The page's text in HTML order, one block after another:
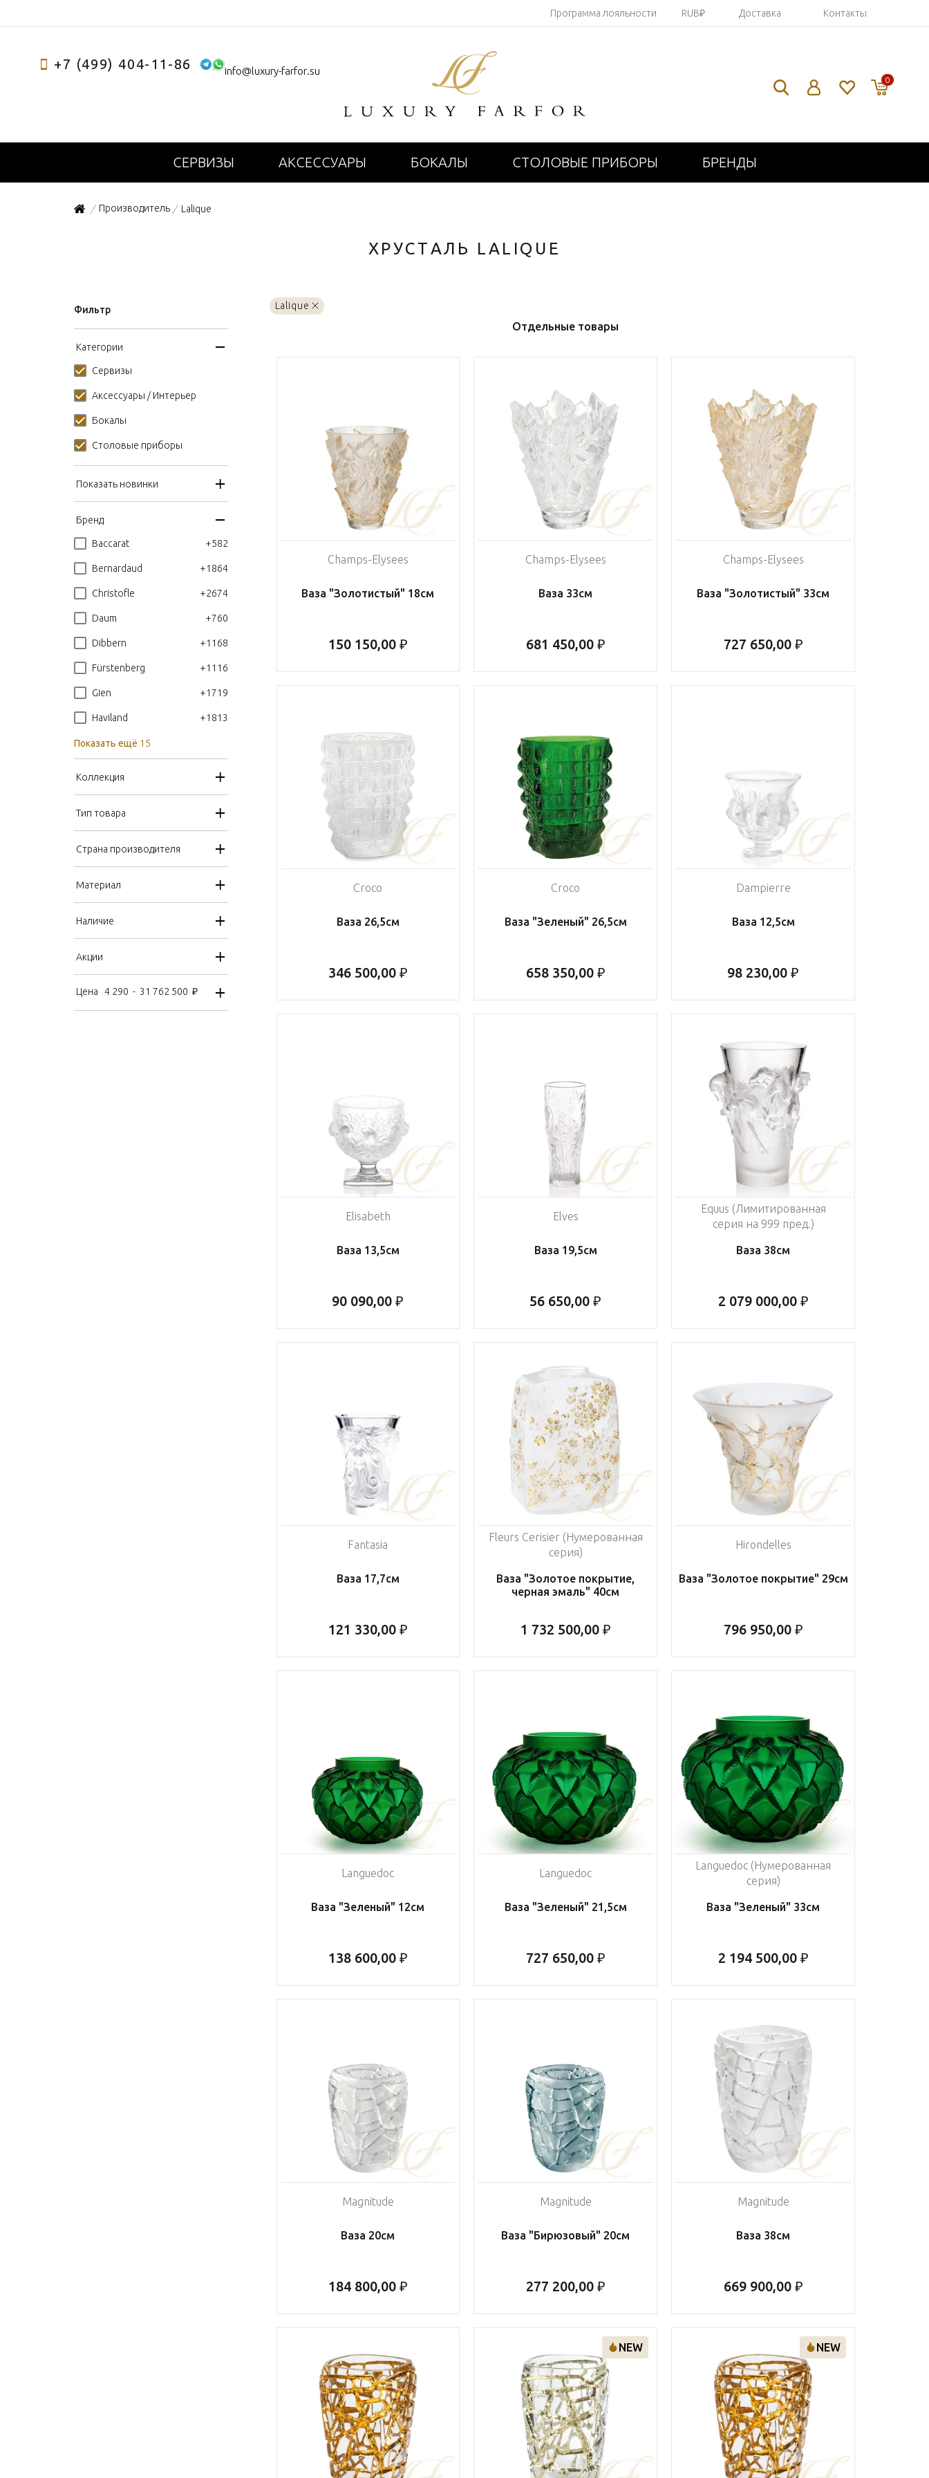
Программа лояльности RUB₽ Доставка Контакты
+7 (499) 404-11-86 info@luxury-farfor.su
0
СЕРВИЗЫ АКСЕССУАРЫ БОКАЛЫ СТОЛОВЫЕ ПРИБОРЫ БРЕНДЫ
/ Производитель / Lalique
ХРУСТАЛЬ LALIQUE
Фильтр
Категории
Сервизы
Аксессуары / Интерьер
Бокалы
Столовые приборы
Показать новинки
Бренд
Baccarat +582
Bernardaud +1864
Christofle +2674
Daum +760
Dibbern +1168
Fürstenberg +1116
Gien +1719
Haviland +1813
Показать ещё 15
Коллекция
Тип товара
Страна производителя
Материал
Наличие
Акции
Цена 4 290 - 31 762 500 ₽
Lalique
Отдельные товары
Champs-Elysees
Ваза "Золотистый" 18см
150 150,00 ₽
Champs-Elysees
Ваза 33см
681 450,00 ₽
Champs-Elysees
Ваза "Золотистый" 33см
727 650,00 ₽
Croco
Ваза 26,5см
346 500,00 ₽
Croco
Ваза "Зеленый" 26,5см
658 350,00 ₽
Dampierre
Ваза 12,5см
98 230,00 ₽
Elisabeth
Ваза 13,5см
90 090,00 ₽
Elves
Ваза 19,5см
56 650,00 ₽
Equus (Лимитированная
серия на 999 пред.)
Ваза 38см
2 079 000,00 ₽
Fantasia
Ваза 17,7см
121 330,00 ₽
Fleurs Cerisier (Нумерованная
серия)
Ваза "Золотое покрытие,
черная эмаль" 40см
1 732 500,00 ₽
Hirondelles
Ваза "Золотое покрытие" 29см
796 950,00 ₽
Languedoc
Ваза "Зеленый" 12см
138 600,00 ₽
Languedoc
Ваза "Зеленый" 21,5см
727 650,00 ₽
Languedoc (Нумерованная
серия)
Ваза "Зеленый" 33см
2 194 500,00 ₽
Magnitude
Ваза 20см
184 800,00 ₽
Magnitude
Ваза "Бирюзовый" 20см
277 200,00 ₽
Magnitude
Ваза 38см
669 900,00 ₽
NEW NEW